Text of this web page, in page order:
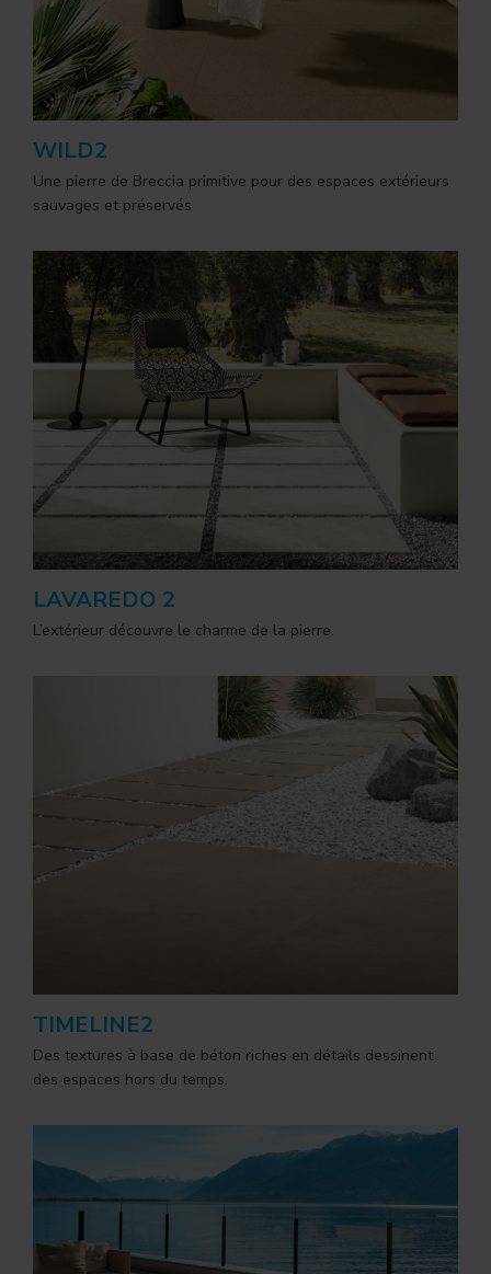
WILD2
Une pierre de Breccia primitive pour des espaces extérieurs
sauvages et préservés
LAVAREDO 2
L’extérieur découvre le charme de la pierre.
TIMELINE2
Des textures à base de béton riches en détails dessinent
des espaces hors du temps.